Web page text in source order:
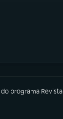
do programa